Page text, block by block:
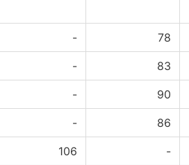
- 78
- 83
- 90
- 86
106 -